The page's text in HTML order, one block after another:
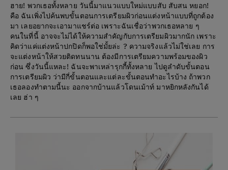
ฮาย! พวกเธอทั้งหลาย วันนี้มาแนวแบบใหม่แบบสับ สับสน หยอก!
คือ ฉันเพิ่งไปค้นพบขั้นตอนการเตรียมผิวก่อนแต่งหน้าแบบที่ถูกต้อง
มา เลยอยากจะเอามาแชร์ต่อ เพราะฉันเชื่อว่าพวกเธอหลาย ๆ
คนในที่นี้ อาจจะไม่ได้ให้ความสำคัญกับการเตรียมผิวมากนัก เพราะ
คิดว่าแค่แต่งหน้าปกปิดก็พอใช่มั้ยล่ะ ? ความจริงแล้วไม่ใช่เลย การ
จะแต่งหน้าให้สวยติดทนนาน ต้องมีการเตรียมความพร้อมของผิว
ก่อน ซึ่งวันนี้แหละ! ฉันจะพาเหล่ารุกกี้ทั้งหลาย ไปดูลำดับขั้นตอน
การเตรียมผิว ว่ามีกี่ขั้นตอนและแต่ละขั้นตอนทำอะไรบ้าง ถ้าพวก
เธอลองทำตามนี้นะ ออกจากบ้านแล้วโดนเม้าท์ มาหยิกหลังกันได้
เลย ฮ่า ๆ